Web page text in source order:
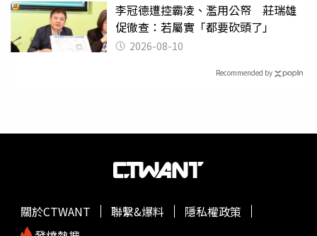
李冠德遭控霸凌、濫用公帑 莊瑞雄
促徹查：若屬實「都要砍頭了」
2026-08-10
Recommended by
關於CTWANT 聯繫&爆料
隱私權政策